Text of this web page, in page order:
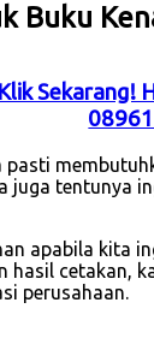
Buku
Klik Sekarang!
pasti
tentunya
apabila kita
hasil cetakan,
perusahaan.